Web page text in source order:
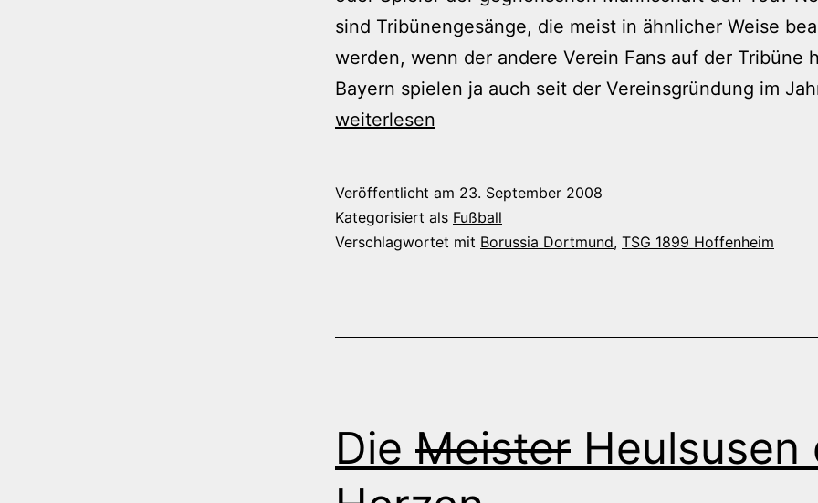
sind Tribünengesänge, die meist in ähnlicher Weise
werden, wenn der andere Verein Fans auf der Tribüne
Bayern spielen ja auch seit der Vereinsgründung im
weiterlesen
Veröffentlicht am 23. September 2008
Kategorisiert als Fußball
Verschlagwortet mit Borussia Dortmund, TSG 1899 Hoffenheim
Die Meister Heulsusen